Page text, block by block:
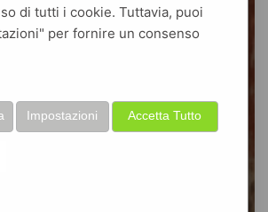
di tutti i cookie. Tuttavia, puoi
per fornire un consenso
Accetta Tutto
Impostazioni